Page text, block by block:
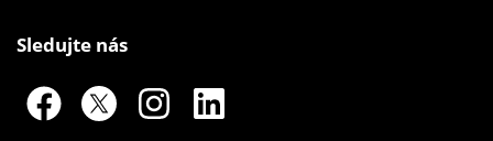
Sledujte nás